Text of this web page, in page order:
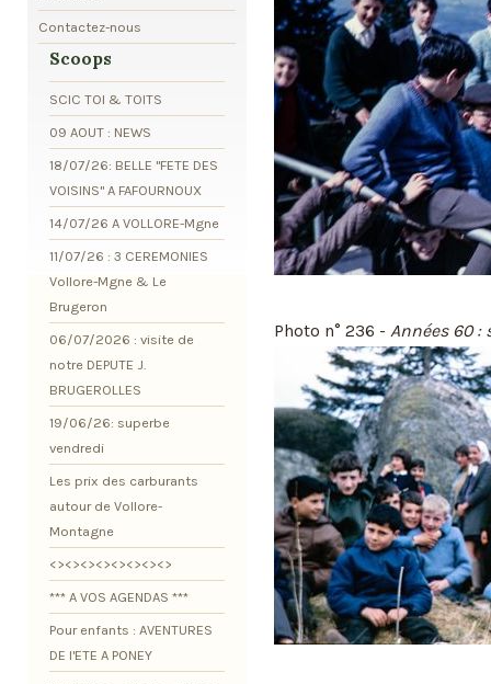
Photo n° 236 - Années 60 :
Contactez-nous
Scoops
SCIC TOI & TOITS
09 AOUT : NEWS
18/07/26: BELLE "FETE DES
VOISINS" A FAFOURNOUX
14/07/26 A VOLLORE-Mgne
11/07/26 : 3 CEREMONIES
Vollore-Mgne & Le
Brugeron
06/07/2026 : visite de
notre DEPUTE J.
BRUGEROLLES
19/06/26: superbe
vendredi
Les prix des carburants
autour de Vollore-
Montagne
<><><><><><><><>
*** A VOS AGENDAS ***
Pour enfants : AVENTURES
DE l'ETE A PONEY